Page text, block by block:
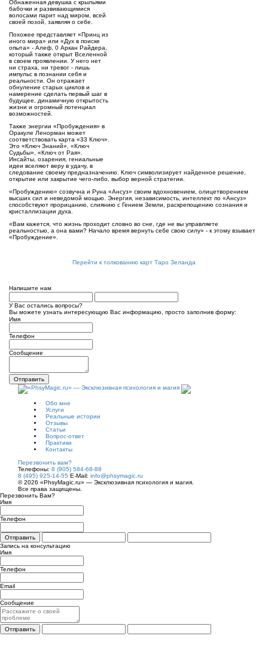
Обнаженная девушка с крыльями
бабочки и развивающимися
волосами парит над миром, всей
своей позой, заявляя о себе.
Похожее представляет «Принц из
иного мира» или «Дух в поиске
опыта» - Алеф, 0 Аркан Райдера,
который также открыт Вселенной
в своем проявлении. У него нет
ни страха, ни тревог - лишь
импульс в познании себя и
реальности. Он отражает
обнуление старых циклов и
намерение сделать первый шаг в
будущее, динамичную открытость
жизни и огромный потенциал
возможностей.
Также энергии «Пробуждения» в
Оракуле Ленорман может
соответствовать карта «33 Ключ».
Это «Ключ Знаний», «Ключ
Судьбы», «Ключ от Рая».
Инсайты, озарения, гениальные
идеи вселяют веру в удачу, в
следование своему предназначению. Ключ символизирует найденное решение,
открытие или закрытие чего-либо, выбор верной стратегии.
«Пробуждению» созвучна и Руна «Ансуз» своим вдохновением, олицетворением
высших сил и неведомой мощью. Энергия, независимость, интеллект по «Ансуз»
способствуют прорицанию, слиянию с Гением Земли, раскрепощению сознания и
кристаллизации духа.
«Вам кажется, что жизнь проходит словно во сне, где не вы управляете
реальностью, а она вами? Начало время вернуть себе свою силу» - к этому взывает
«Пробуждение».
Перейти к толкованию карт Таро Зеланда
Напишите нам
У Вас остались вопросы?
Вы можете узнать интересующую Вас информацию, просто заполнив форму:
Имя
Телефон
Сообщение
Отправить
Обо мне
Услуги
Реальные истории
Отзывы
Статьи
Вопрос-ответ
Практики
Контакты
Перезвонить вам?
Телефоны: 8 (905) 584-68-88
8 (495) 925-14-55 E-Mail: info@phsymagic.ru
© 2026 «PhsyMagic.ru» — Эксклюзивная психология и магия.
Все права защищены.
Перезвонить Вам?
Имя
Телефон
Отправить
Запись на консультацию
Имя
Телефон
Email
Сообщение
Отправить